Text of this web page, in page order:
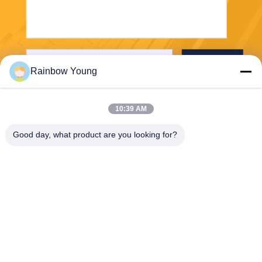
Rainbow Young
10:39 AM
Good day, what product are you looking for?